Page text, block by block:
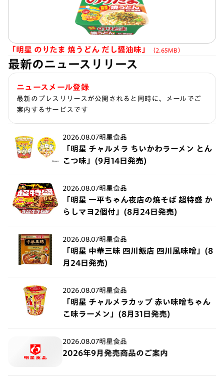
「明星 のりたま 焼うどん だし醤油味」 （2.65MB）
最新のニュースリリース
ニュースメール登録
最新のプレスリリースが公開されると同時に、メールでご
案内するサービスです
2026.08.07明星食品
「明星 チャルメラ ちいかわラーメン とん
こつ味」(9月14日発売)
2026.08.07明星食品
「明星 一平ちゃん夜店の焼そば 超特盛 か
らしマヨ2個付」(8月24日発売)
2026.08.07明星食品
「明星 中華三昧 四川飯店 四川風味噌」(8
月24日発売)
2026.08.07明星食品
「明星 チャルメラカップ 赤い味噌ちゃん
こ味ラーメン」(8月31日発売)
2026.08.07明星食品
2026年9月発売商品のご案内